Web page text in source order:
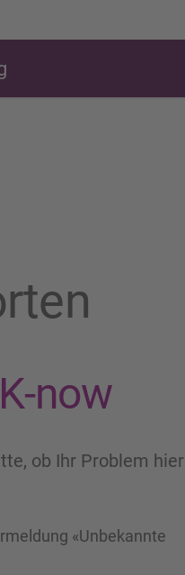
now
ob Ihr Problem hier
«Unbekannte